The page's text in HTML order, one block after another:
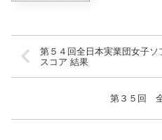
第５４回全日本実業団女子
スコア 結果
第３５回